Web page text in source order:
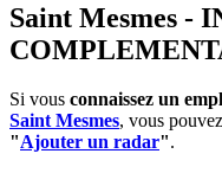
Saint Mesmes -
Si vous connaissez un
Saint Mesmes, vous
"Ajouter un radar".